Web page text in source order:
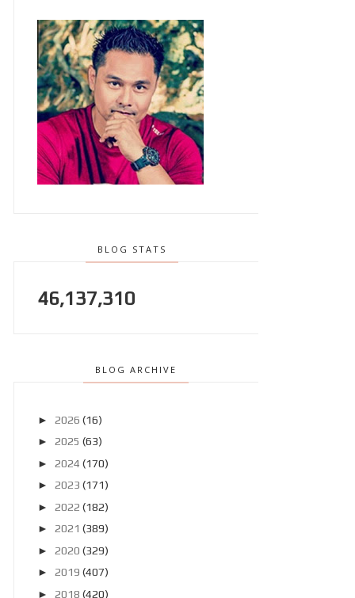
BLOG STATS
46,137,310
BLOG ARCHIVE
► 2026 (16)
► 2025 (63)
► 2024 (170)
► 2023 (171)
► 2022 (182)
► 2021 (389)
► 2020 (329)
► 2019 (407)
► 2018 (420)